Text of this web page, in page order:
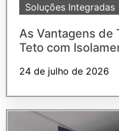
Soluções Integradas
As Vantagens de
Teto com
24 de julho de 2026